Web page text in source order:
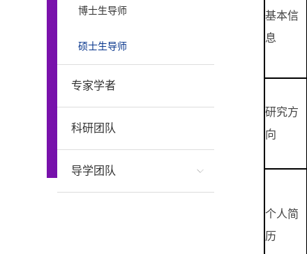
博士生导师
硕士生导师
专家学者
科研团队
导学团队
基本信
息
研究方
向
个人简
历